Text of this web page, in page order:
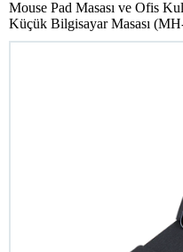
Mouse Pad Masası ve Ofis
Küçük Bilgisayar Masası